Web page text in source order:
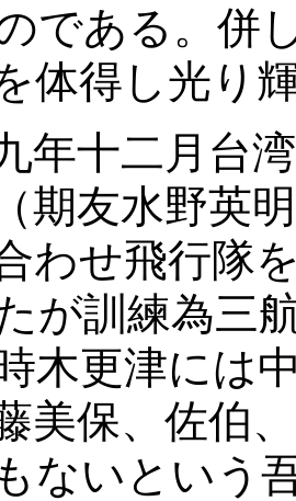
である。併
体得し光り
年十二月台
期友水野英
わせ飛行隊
が訓練為三
木更津には
美保、佐伯
ないという